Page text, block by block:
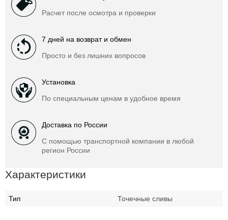
Расчет после осмотра и проверки
7 дней на возврат и обмен
Просто и без лишних вопросов
Установка
По специальным ценам в удобное время
Доставка по России
С помощью транспортной компании в любой
регион России
Характеристики
Тип Точечные сливы